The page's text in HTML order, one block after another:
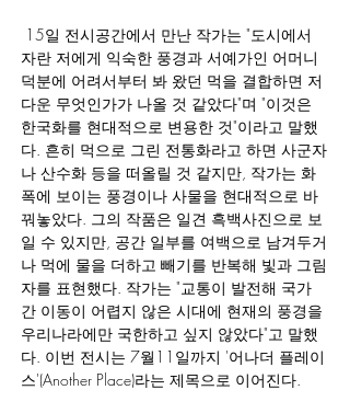
15일 전시공간에서 만난 작가는 "도시에서
자란 저에게 익숙한 풍경과 서예가인 어머니
덕분에 어려서부터 봐 왔던 먹을 결합하면 저
다운 무엇인가가 나올 것 같았다"며 "이것은
한국화를 현대적으로 변용한 것"이라고 말했
다. 흔히 먹으로 그린 전통화라고 하면 사군자
나 산수화 등을 떠올릴 것 같지만, 작가는 화
폭에 보이는 풍경이나 사물을 현대적으로 바
꿔놓았다. 그의 작품은 일견 흑백사진으로 보
일 수 있지만, 공간 일부를 여백으로 남겨두거
나 먹에 물을 더하고 빼기를 반복해 빛과 그림
자를 표현했다. 작가는 "교통이 발전해 국가
간 이동이 어렵지 않은 시대에 현재의 풍경을
우리나라에만 국한하고 싶지 않았다"고 말했
다. 이번 전시는 7월11일까지 '어나더 플레이
스'(Another Place)라는 제목으로 이어진다.